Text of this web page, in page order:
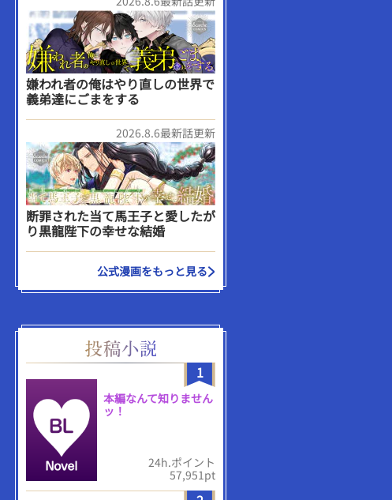
嫌われ者の俺はやり直しの世界で
義弟達にごまをする
2026.8.6最新話更新
断罪された当て馬王子と愛したが
り黒龍陛下の幸せな結婚
公式漫画をもっと見る
1
本編なんて知りません
ッ！
24h.ポイント
57,951pt